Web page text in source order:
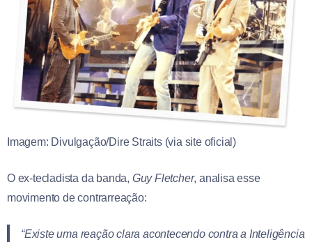
Imagem: Divulgação/Dire Straits (via site oficial)
O ex-tecladista da banda, Guy Fletcher, analisa esse
movimento de contrarreação:
“Existe uma reação clara acontecendo contra a Inteligência